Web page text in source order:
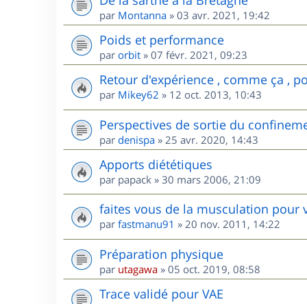
par Montanna » 03 avr. 2021, 19:42
Poids et performance
par orbit » 07 févr. 2021, 09:23
Retour d'expérience , comme ça ,
par Mikey62 » 12 oct. 2013, 10:43
Perspectives de sortie du
par denispa » 25 avr. 2020, 14:43
Apports diététiques
par papack » 30 mars 2006, 21:09
faites vous de la musculation pour
par fastmanu91 » 20 nov. 2011, 14:22
Préparation physique
par utagawa » 05 oct. 2019, 08:58
Trace validé pour VAE